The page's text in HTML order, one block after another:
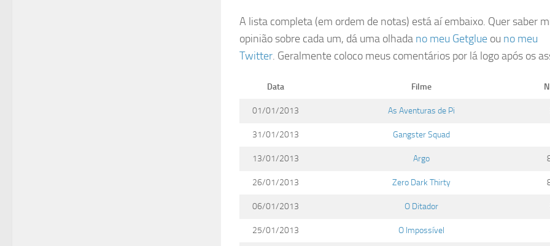
A lista completa (em ordem de notas) está aí embaixo. Quer saber
opinião sobre cada um, dá uma olhada no meu Getglue ou no meu
Twitter. Geralmente coloco meus comentários por lá logo após os
Data Filme
01/01/2013 As Aventuras de Pi
31/01/2013 Gangster Squad
13/01/2013 Argo
26/01/2013 Zero Dark Thirty
06/01/2013 O Ditador
25/01/2013 O Impossível